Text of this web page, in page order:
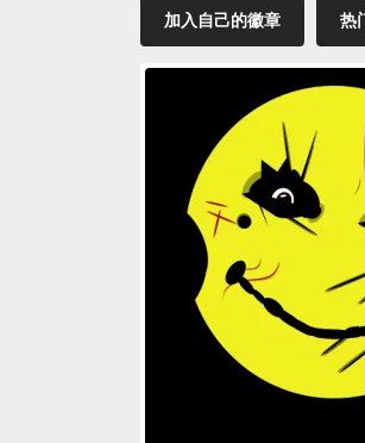
加入自己的徽章 热